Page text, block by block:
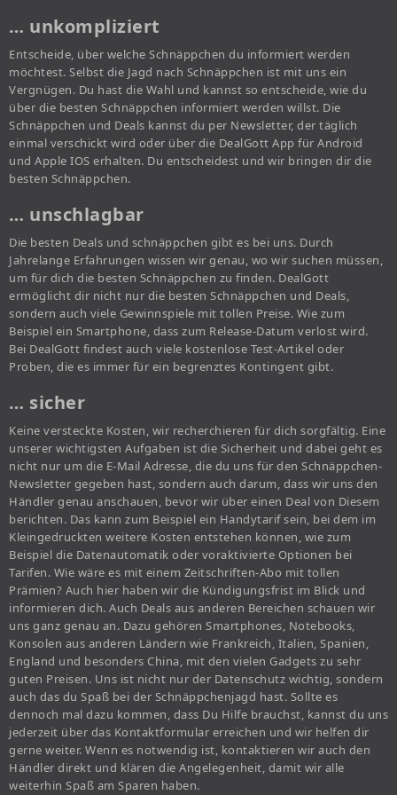
… unkompliziert
Entscheide, über welche Schnäppchen du informiert werden
möchtest. Selbst die Jagd nach Schnäppchen ist mit uns ein
Vergnügen. Du hast die Wahl und kannst so entscheide, wie du
über die besten Schnäppchen informiert werden willst. Die
Schnäppchen und Deals kannst du per Newsletter, der täglich
einmal verschickt wird oder über die DealGott App für Android
und Apple IOS erhalten. Du entscheidest und wir bringen dir die
besten Schnäppchen.
… unschlagbar
Die besten Deals und schnäppchen gibt es bei uns. Durch
Jahrelange Erfahrungen wissen wir genau, wo wir suchen müssen,
um für dich die besten Schnäppchen zu finden. DealGott
ermöglicht dir nicht nur die besten Schnäppchen und Deals,
sondern auch viele Gewinnspiele mit tollen Preise. Wie zum
Beispiel ein Smartphone, dass zum Release-Datum verlost wird.
Bei DealGott findest auch viele kostenlose Test-Artikel oder
Proben, die es immer für ein begrenztes Kontingent gibt.
… sicher
Keine versteckte Kosten, wir recherchieren für dich sorgfältig. Eine
unserer wichtigsten Aufgaben ist die Sicherheit und dabei geht es
nicht nur um die E-Mail Adresse, die du uns für den Schnäppchen-
Newsletter gegeben hast, sondern auch darum, dass wir uns den
Händler genau anschauen, bevor wir über einen Deal von Diesem
berichten. Das kann zum Beispiel ein Handytarif sein, bei dem im
Kleingedruckten weitere Kosten entstehen können, wie zum
Beispiel die Datenautomatik oder voraktivierte Optionen bei
Tarifen. Wie wäre es mit einem Zeitschriften-Abo mit tollen
Prämien? Auch hier haben wir die Kündigungsfrist im Blick und
informieren dich. Auch Deals aus anderen Bereichen schauen wir
uns ganz genau an. Dazu gehören Smartphones, Notebooks,
Konsolen aus anderen Ländern wie Frankreich, Italien, Spanien,
England und besonders China, mit den vielen Gadgets zu sehr
guten Preisen. Uns ist nicht nur der Datenschutz wichtig, sondern
auch das du Spaß bei der Schnäppchenjagd hast. Sollte es
dennoch mal dazu kommen, dass Du Hilfe brauchst, kannst du uns
jederzeit über das Kontaktformular erreichen und wir helfen dir
gerne weiter. Wenn es notwendig ist, kontaktieren wir auch den
Händler direkt und klären die Angelegenheit, damit wir alle
weiterhin Spaß am Sparen haben.